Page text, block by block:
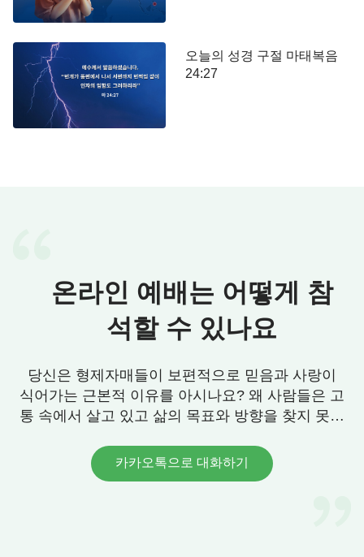
오늘의 성경 구절 마태복음
24:27
온라인 예배는 어떻게 참
석할 수 있나요
당신은 형제자매들이 보편적으로 믿음과 사랑이
식어가는 근본적 이유를 아시나요? 왜 사람들은 고
통 속에서 살고 있고 삶의 목표와 방향을 찾지 못할
카카오톡으로 대화하기